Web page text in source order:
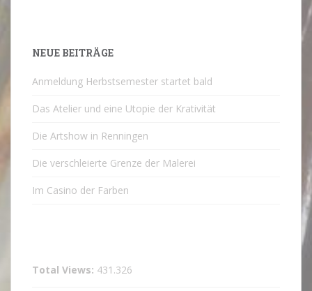
NEUE BEITRÄGE
Anmeldung Herbstsemester startet bald
Das Atelier und eine Utopie der Krativität
Die Artshow in Renningen
Die verschleierte Grenze der Malerei
Im Casino der Farben
Total Views: 431.326